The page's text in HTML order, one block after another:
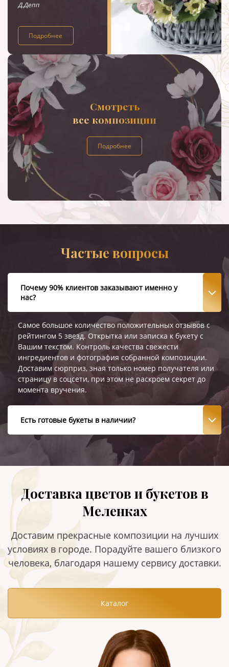
Д.Депп
Подробнее
Смотреть
все композиции
Подробнее
Частые вопросы
Почему 90% клиентов заказывают именно у
нас?
Самое большое количество положительных отзывов с
рейтингом 5 звезд. Открытка или записка к букету с
Вашим текстом. Контроль качества свежести
ингредиентов и фотография собранной композиции.
Доставим сюрприз, зная только номер получателя или
страницу в соцсети, при этом не раскроем секрет до
момента вручения.
Есть готовые букеты в наличии?
Доставка цветов и букетов в
Меленках
Доставим прекрасные композиции на лучших
условиях в городе. Порадуйте вашего близкого
человека, благодаря нашему сервису доставки.
Каталог